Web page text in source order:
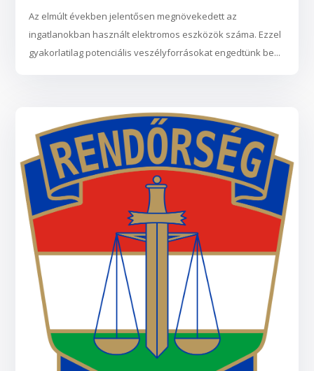
Az elmúlt években jelentősen megnövekedett az
ingatlanokban használt elektromos eszközök száma. Ezzel
gyakorlatilag potenciális veszélyforrásokat engedtünk be...